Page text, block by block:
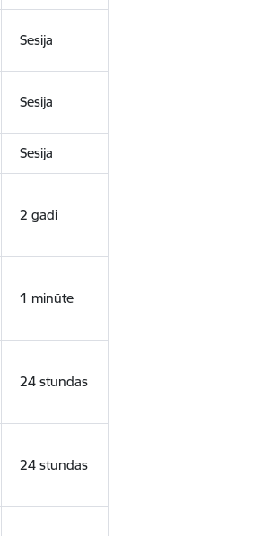
Sesija
Sesija
Sesija
2 gadi
1 minūte
24 stundas
24 stundas